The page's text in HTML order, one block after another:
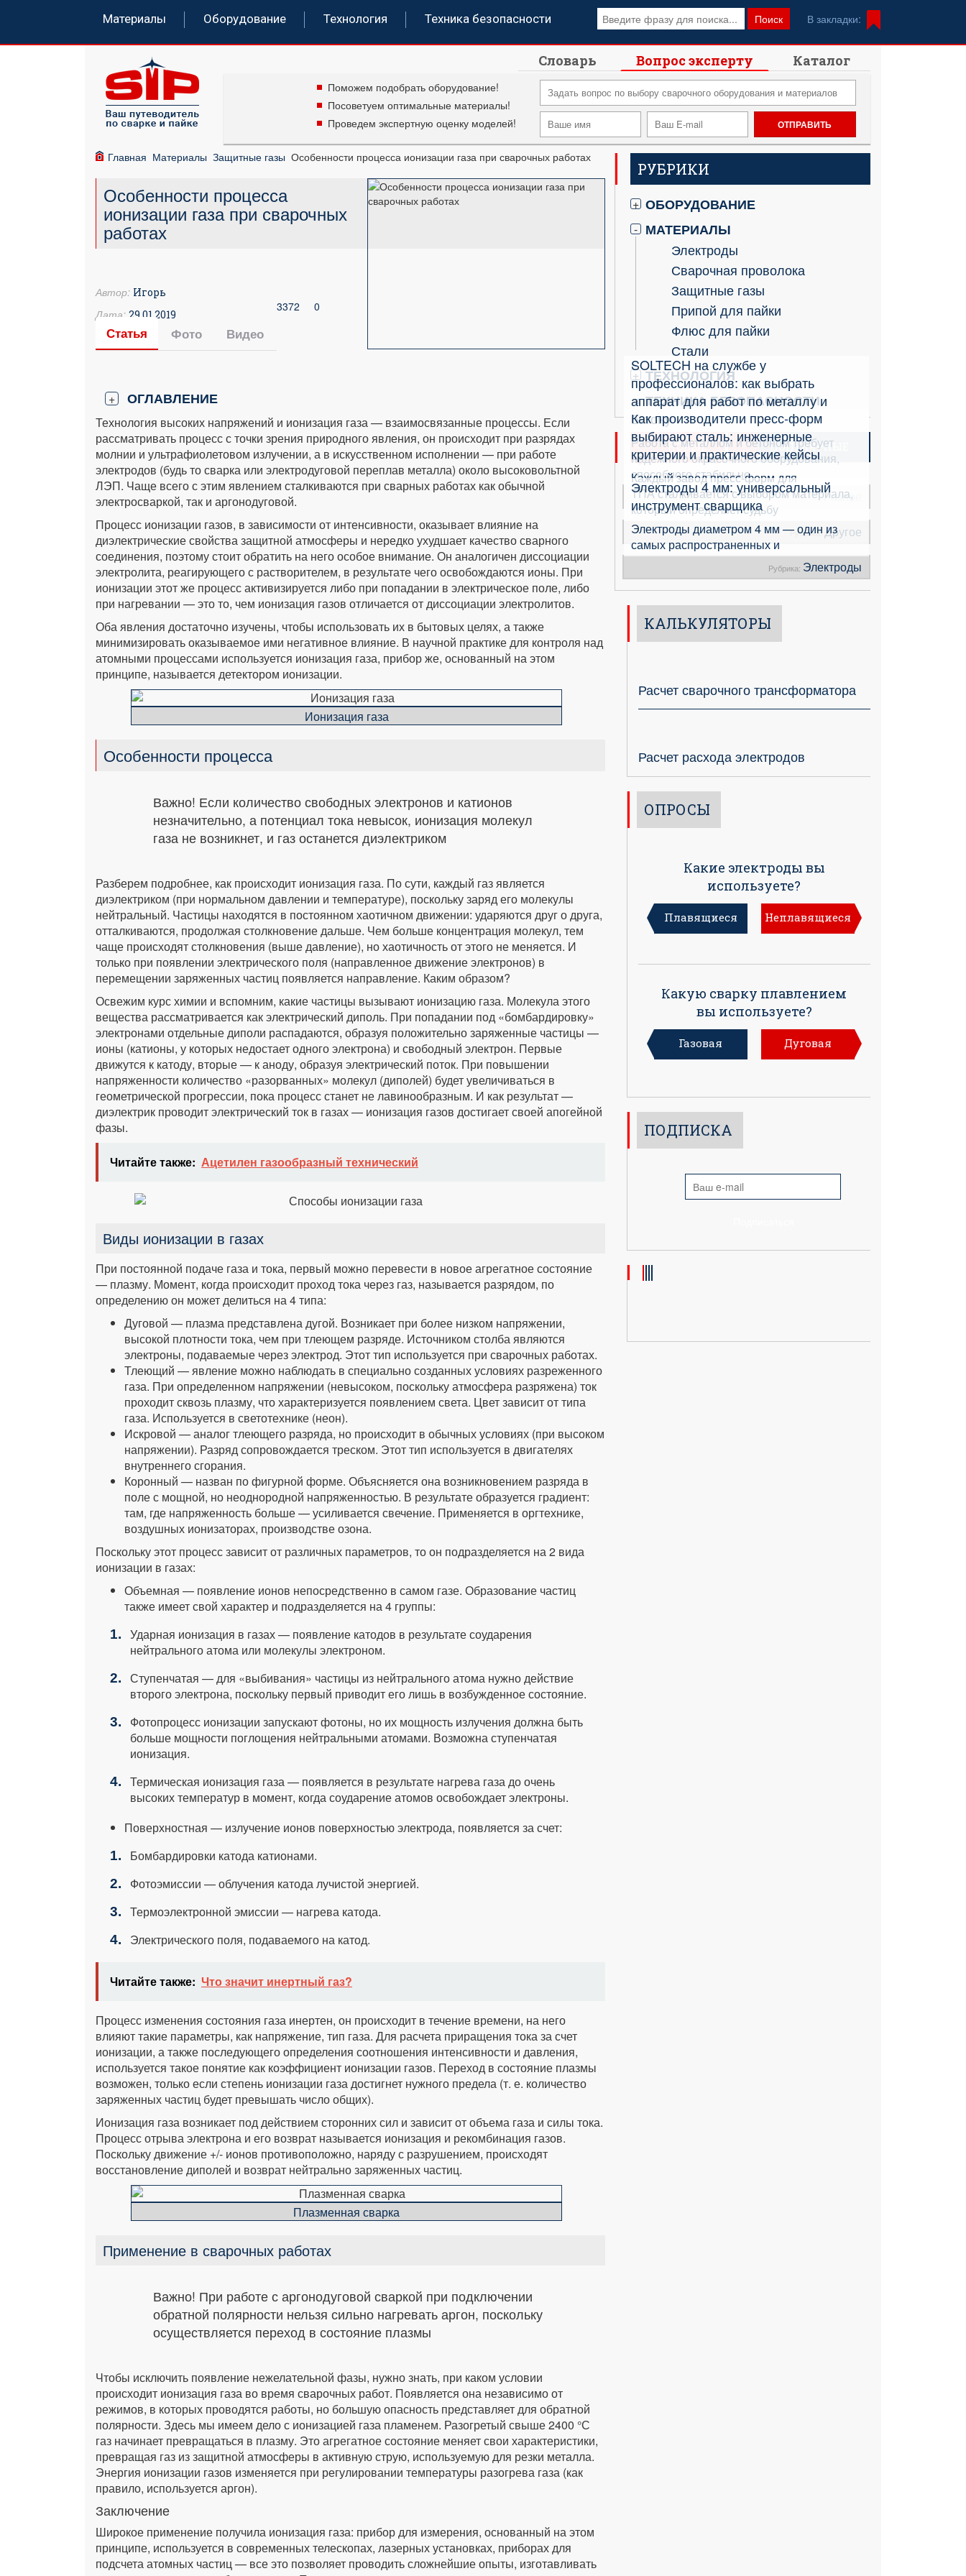
Материалы Оборудование Технология Техника безопасности Поиск В закладки:
Словарь Вопрос эксперту Каталог
Поможем подобрать оборудование!
Посоветуем оптимальные материалы!
Проведем экспертную оценку моделей!
Главная Материалы Защитные газы Особенности процесса ионизации газа при сварочных работах
Особенности процесса
ионизации газа при сварочных
работах
Автор: Игорь
Дата: 29.01.2019
3372 0
Статья Фото Видео
+ ОГЛАВЛЕНИЕ
Технология высоких напряжений и ионизация газа — взаимосвязанные процессы. Если
рассматривать процесс с точки зрения природного явления, он происходит при разрядах
молнии и ультрафиолетовом излучении, а в искусственном исполнении — при работе
электродов (будь то сварка или электродуговой переплав металла) около высоковольтной
ЛЭП. Чаще всего с этим явлением сталкиваются при сварных работах как обычной
электросваркой, так и аргонодуговой.
Процесс ионизации газов, в зависимости от интенсивности, оказывает влияние на
диэлектрические свойства защитной атмосферы и нередко ухудшает качество сварного
соединения, поэтому стоит обратить на него особое внимание. Он аналогичен диссоциации
электролита, реагирующего с растворителем, в результате чего освобождаются ионы. При
ионизации этот же процесс активизируется либо при попадании в электрическое поле, либо
при нагревании — это то, чем ионизация газов отличается от диссоциации электролитов.
Оба явления достаточно изучены, чтобы использовать их в бытовых целях, а также
минимизировать оказываемое ими негативное влияние. В научной практике для контроля над
атомными процессами используется ионизация газа, прибор же, основанный на этом
принципе, называется детектором ионизации.
Ионизация газа
Особенности процесса
Важно! Если количество свободных электронов и катионов
незначительно, а потенциал тока невысок, ионизация молекул
газа не возникнет, и газ останется диэлектриком
Разберем подробнее, как происходит ионизация газа. По сути, каждый газ является
диэлектриком (при нормальном давлении и температуре), поскольку заряд его молекулы
нейтральный. Частицы находятся в постоянном хаотичном движении: ударяются друг о друга,
отталкиваются, продолжая столкновение дальше. Чем больше концентрация молекул, тем
чаще происходят столкновения (выше давление), но хаотичность от этого не меняется. И
только при появлении электрического поля (направленное движение электронов) в
перемещении заряженных частиц появляется направление. Каким образом?
Освежим курс химии и вспомним, какие частицы вызывают ионизацию газа. Молекула этого
вещества рассматривается как электрический диполь. При попадании под «бомбардировку»
электронами отдельные диполи распадаются, образуя положительно заряженные частицы —
ионы (катионы, у которых недостает одного электрона) и свободный электрон. Первые
движутся к катоду, вторые — к аноду, образуя электрический поток. При повышении
напряженности количество «разорванных» молекул (диполей) будет увеличиваться в
геометрической прогрессии, пока процесс станет не лавинообразным. И как результат —
диэлектрик проводит электрический ток в газах — ионизация газов достигает своей апогейной
фазы.
Читайте также: Ацетилен газообразный технический
Виды ионизации в газах
При постоянной подаче газа и тока, первый можно перевести в новое агрегатное состояние
— плазму. Момент, когда происходит проход тока через газ, называется разрядом, по
определению он может делиться на 4 типа:
Дуговой — плазма представлена дугой. Возникает при более низком напряжении,
высокой плотности тока, чем при тлеющем разряде. Источником столба являются
электроны, подаваемые через электрод. Этот тип используется при сварочных работах.
Тлеющий — явление можно наблюдать в специально созданных условиях разреженного
газа. При определенном напряжении (невысоком, поскольку атмосфера разряжена) ток
проходит сквозь плазму, что характеризуется появлением света. Цвет зависит от типа
газа. Используется в светотехнике (неон).
Искровой — аналог тлеющего разряда, но происходит в обычных условиях (при высоком
напряжении). Разряд сопровождается треском. Этот тип используется в двигателях
внутреннего сгорания.
Коронный — назван по фигурной форме. Объясняется она возникновением разряда в
поле с мощной, но неоднородной напряженностью. В результате образуется градиент:
там, где напряженность больше — усиливается свечение. Применяется в оргтехнике,
воздушных ионизаторах, производстве озона.
Поскольку этот процесс зависит от различных параметров, то он подразделяется на 2 вида
ионизации в газах:
Объемная — появление ионов непосредственно в самом газе. Образование частиц
также имеет свой характер и подразделяется на 4 группы:
Ударная ионизация в газах — появление катодов в результате соударения
нейтрального атома или молекулы электроном.
Ступенчатая — для «выбивания» частицы из нейтрального атома нужно действие
второго электрона, поскольку первый приводит его лишь в возбужденное состояние.
Фотопроцесс ионизации запускают фотоны, но их мощность излучения должна быть
больше мощности поглощения нейтральными атомами. Возможна ступенчатая
ионизация.
Термическая ионизация газа — появляется в результате нагрева газа до очень
высоких температур в момент, когда соударение атомов освобождает электроны.
Поверхностная — излучение ионов поверхностью электрода, появляется за счет:
Бомбардировки катода катионами.
Фотоэмиссии — облучения катода лучистой энергией.
Термоэлектронной эмиссии — нагрева катода.
Электрического поля, подаваемого на катод.
Читайте также: Что значит инертный газ?
Процесс изменения состояния газа инертен, он происходит в течение времени, на него
влияют такие параметры, как напряжение, тип газа. Для расчета приращения тока за счет
ионизации, а также последующего определения соотношения интенсивности и давления,
используется такое понятие как коэффициент ионизации газов. Переход в состояние плазмы
возможен, только если степень ионизации газа достигнет нужного предела (т. е. количество
заряженных частиц будет превышать число общих).
Ионизация газа возникает под действием сторонних сил и зависит от объема газа и силы тока.
Процесс отрыва электрона и его возврат называется ионизация и рекомбинация газов.
Поскольку движение +/- ионов противоположно, наряду с разрушением, происходят
восстановление диполей и возврат нейтрально заряженных частиц.
Плазменная сварка
Применение в сварочных работах
Важно! При работе с аргонодуговой сваркой при подключении
обратной полярности нельзя сильно нагревать аргон, поскольку
осуществляется переход в состояние плазмы
Чтобы исключить появление нежелательной фазы, нужно знать, при каком условии
происходит ионизация газа во время сварочных работ. Появляется она независимо от
режимов, в которых проводятся работы, но большую опасность представляет для обратной
полярности. Здесь мы имеем дело с ионизацией газа пламенем. Разогретый свыше 2400 °С
газ начинает превращаться в плазму. Это агрегатное состояние меняет свои характеристики,
превращая газ из защитной атмосферы в активную струю, используемую для резки металла.
Энергия ионизации газов изменяется при регулировании температуры разогрева газа (как
правило, используется аргон).
Заключение
Широкое применение получила ионизация газа: прибор для измерения, основанный на этом
принципе, используется в современных телескопах, лазерных установках, приборах для
подсчета атомных частиц — все это позволяет проводить сложнейшие опыты, изготавливать
РУБРИКИ
+ ОБОРУДОВАНИЕ
- МАТЕРИАЛЫ
Электроды
Сварочная проволока
Защитные газы
Припой для пайки
Флюс для пайки
Стали
+ ТЕХНОЛОГИЯ
ТЕХНИКА БЕЗОПАСНОСТИ
НОВЫЕ ПОПУЛЯРНЫЕ
SOLTECH на службе у
профессионалов: как выбрать
аппарат для работ по металлу и
бетону
Работа с металлом и бетоном требует
надёжного окрасочного оборудования,
способного стабильно
Рубрика:Разное
Как производители пресс-форм
выбирают сталь: инженерные
критерии и практические кейсы
Каждый завод пресс-форм для
ТПА сталкивается с выбором материала,
который определяет судьбу
Рубрика:Другое
Электроды 4 мм: универсальный
инструмент сварщика
Электроды диаметром 4 мм — один из
самых распространенных и
Рубрика: Электроды
КАЛЬКУЛЯТОРЫ
Расчет сварочного трансформатора
Расчет расхода электродов
ОПРОСЫ
Какие электроды вы
используете?
Плавящиеся Неплавящиеся
Какую сварку плавлением
вы используете?
Газовая Дуговая
ПОДПИСКА